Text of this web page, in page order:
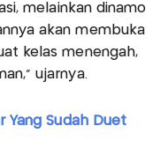
melainkan dinamo
akan membuka
kelas menengah,
ujarnya.
Yang Sudah Duet